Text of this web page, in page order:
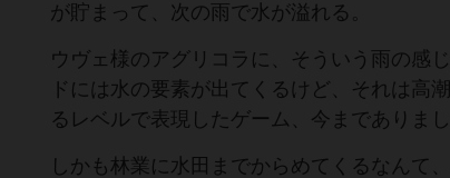
が貯まって、次の雨で水が溢れる。
ウヴェ様のアグリコラに、そういう雨の感
ドには水の要素が出てくるけど、それは高
るレベルで表現したゲーム、今までありま
しかも林業に水田までからめてくるなんて